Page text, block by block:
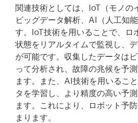
関連技術としては、IoT（モノの
ビッグデータ解析、AI（人工知
す。IoT技術を用いることで、ロ
状態をリアルタイムで監視し、
が可能です。収集したデータは
って分析され、故障の兆候を予
ます。また、AI技術を用いるこ
タを学習し、より精度の高い予
ます。これにより、ロボット予
まります。